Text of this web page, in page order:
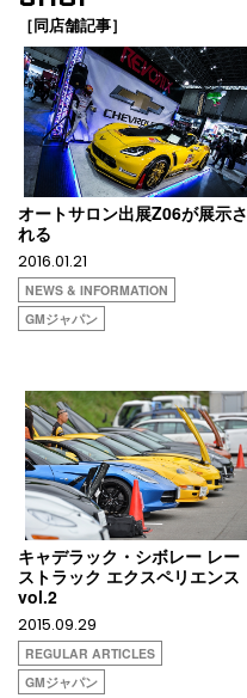
［同店舗記事］
オートサロン出展Z06が展示さ
れる
2016.01.21
NEWS & INFORMATION
GMジャパン
キャデラック・シボレー レー
ストラック エクスペリエンス
vol.2
2015.09.29
REGULAR ARTICLES
GMジャパン